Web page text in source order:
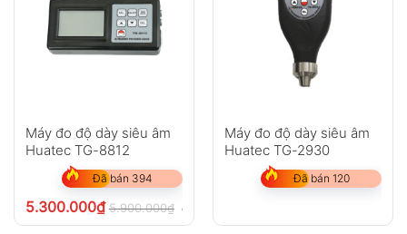
Máy đo độ dày siêu âm
Huatec TG-8812
Đã bán 394
5.300.000₫ 5.900.000₫ chưa VAT 8%
Máy đo độ dày siêu âm
Huatec TG-2930
Đã bán 120